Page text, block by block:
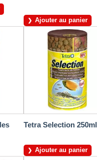
Ajouter au panier
Tetra Selection 250ml
Ajouter au panier